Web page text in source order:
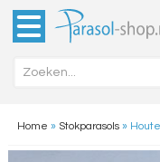
Home » Stokparasols»